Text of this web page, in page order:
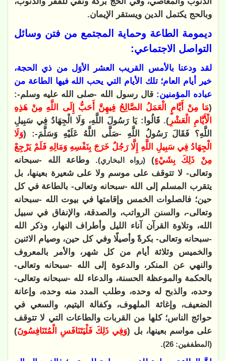
وبالحج يكتمل الدين ويستقر الإيمان.
ديمومة الطاعة وحماية المجتمع من فتن وسائل
التواصل الاجتماعي:
لقد ودعنا بالأمس القريب العشر الأوَل من ذي الحجة،
خير أيام العام؛ تلك الأيام التي يحب الله فيها الطاعة من
عباده المؤمنين: قال رسول الله -صلى الله عليه وسلم-:
(مَا مِنْ أَيَّامٍ الْعَمَلُ الصَّالِحُ فِيهِنَّ أَحَبُّ إِلَى اللَّهِ مِنْ هَذِهِ
الْأَيَّامِ الْعَشْرِ ). قَالُوا: يَا رَسُولَ اللَّهِ، وَلَا الْجِهَادُ فِي سَبِيلِ
اللَّهِ؟ فَقَالَ رَسُولُ اللَّهِ -صَلَّى اللَّهُ عَلَيْهِ وَسَلَّمَ-: (وَلَا
الْجِهَادُ فِي سَبِيلِ اللَّهِ إِلَّا رَجُلٌ خَرَجَ بِنَفْسِهِ وَمَالِهِ فَلَمْ يَرْجِعْ
مِنْ ذَلِكَ بِشَيْءٍ) (رواه البخاري). وطاعة الله -سبحانه
وتعالى- لا تتوقف على موسم ولا على شعيرة بعينها، بل
يتقرب المسلم إلى الله -سبحانه وتعالى- بالطاعة في كل
حين؛ فالصلوات الخمس وإقامتها في بيوت الله -سبحانه
وتعالى-، والسنن الرواتب، والصدقة، والإنفاق في سبيل
الله، وتلاوة القرآن آناء الليل وأطراف النهار، وذكر الله
-سبحانه وتعالى- بكرةً وأصيلًا وفي كل حين، وصيام الاثنين
والخميس وثلاثة أيام من كل شهر، والأمر بالمعروف
والنهي عن المنكر، والدعوة إلى الله -سبحانه وتعالى-
بالحكمة والموعظة الحسنة، والدعاء لله -سبحانه وتعالى-
وحده، والذبح له وحده، وطلب المدد منه وحده، وإعانة
الضعيف، وإغاثة الملهوف، وكفالة اليتيم، والسعي في
حوائج الناس؛ كلها من القربات والطاعات التي لا تتوقف
على مواسم بعينها، بل (وَفِي ذَلِكَ فَلْيَتَنَافَسِ الْمُتَنَافِسُونَ)
(المطففين: 26)
.